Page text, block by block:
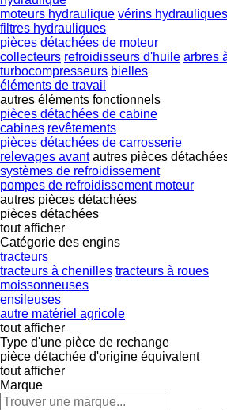
moteurs hydraulique vérins hydrauliques
filtres hydrauliques
pièces détachées de moteur
collecteurs refroidisseurs d'huile arbres
turbocompresseurs bielles
éléments de travail
autres éléments fonctionnels
pièces détachées de cabine
cabines revêtements
pièces détachées de carrosserie
relevages avant autres pièces
systèmes de refroidissement
pompes de refroidissement moteur
autres pièces détachées
pièces détachées
tout afficher
Catégorie des engins
tracteurs
tracteurs à chenilles tracteurs à roues
moissonneuses
ensileuses
autre matériel agricole
tout afficher
Type d'une pièce de rechange
pièce détachée d'origine équivalent
tout afficher
Marque